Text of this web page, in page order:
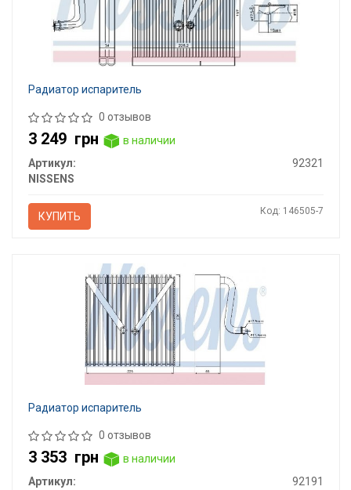
Радиатор испаритель
0 отзывов
3 249 грн
в наличии
Артикул:
92321
NISSENS
КУПИТЬ Код: 146505-7
Радиатор испаритель
0 отзывов
3 353 грн
в наличии
Артикул:
92191